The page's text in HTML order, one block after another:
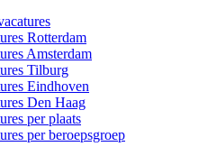
Rotterdam
Amsterdam
Tilburg
Eindhoven
Den Haag
per plaats
per beroepsgroep